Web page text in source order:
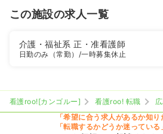
この施設の求人一覧
介護・福祉系正・准看護師
日勤のみ（常勤） /一時募集休止
看護roo![カンゴルー] 看護roo! 転職
「希望に合う求人があるか知り
「転職するかどうか迷っている